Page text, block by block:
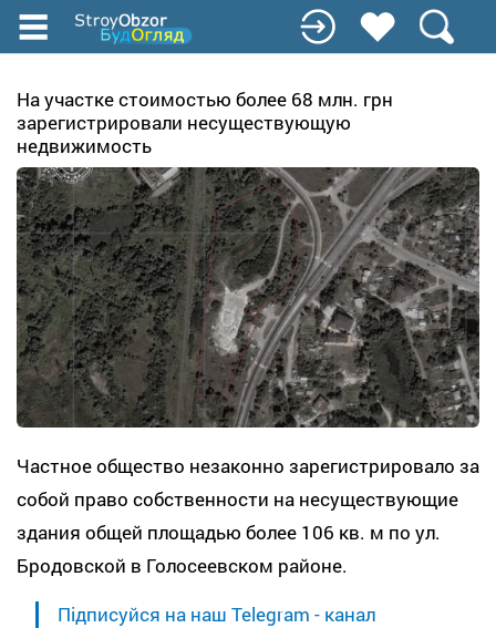
Перейти
содержанию
На участке стоимостью более 68 млн. грн
зарегистрировали несуществующую
недвижимость
Частное общество незаконно зарегистрировало за
собой право собственности на несуществующие
здания общей площадью более 106 кв. м по ул.
Бродовской в ​​Голосеевском районе.
Підписуйся на наш Telegram - канал